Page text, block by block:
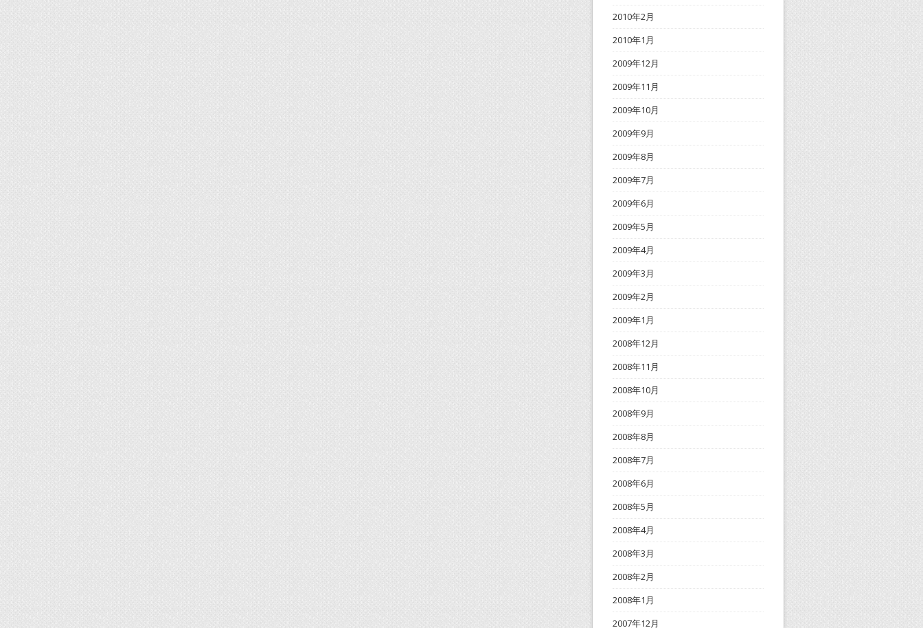
2010年2月
2010年1月
2009年12月
2009年11月
2009年10月
2009年9月
2009年8月
2009年7月
2009年6月
2009年5月
2009年4月
2009年3月
2009年2月
2009年1月
2008年12月
2008年11月
2008年10月
2008年9月
2008年8月
2008年7月
2008年6月
2008年5月
2008年4月
2008年3月
2008年2月
2008年1月
2007年12月